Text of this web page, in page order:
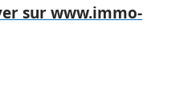
sur www.immo-